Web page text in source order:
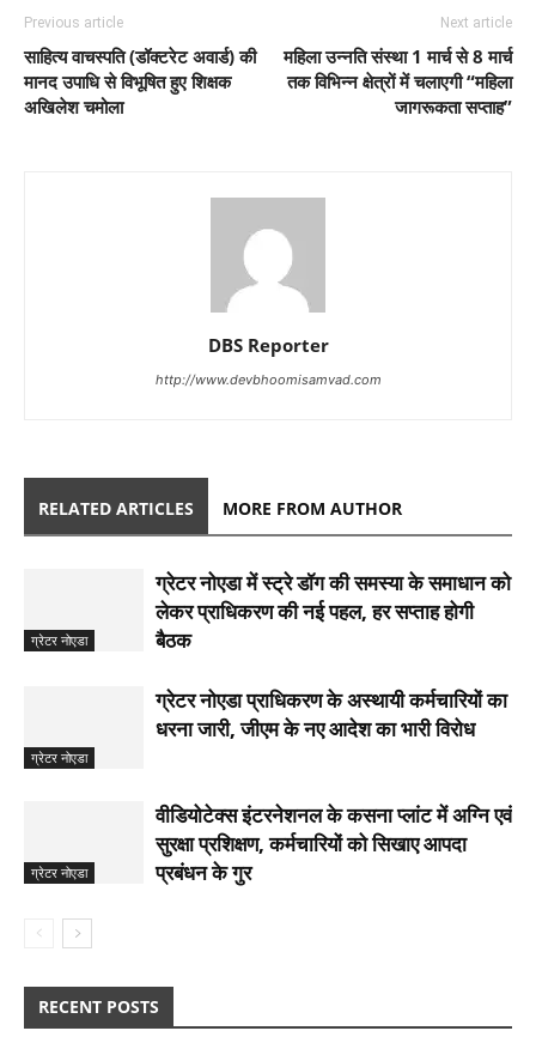
Previous article
साहित्य वाचस्पति (डॉक्टरेट अवार्ड) की
मानद उपाधि से विभूषित हुए शिक्षक
अखिलेश चमोला
Next article
महिला उन्नति संस्था 1 मार्च से 8 मार्च
तक विभिन्न क्षेत्रों में चलाएगी “महिला
जागरूकता सप्ताह”
DBS Reporter
http://www.devbhoomisamvad.com
RELATED ARTICLES MORE FROM AUTHOR
ग्रेटर नोएडा
ग्रेटर नोएडा में स्ट्रे डॉग की समस्या के समाधान को
लेकर प्राधिकरण की नई पहल, हर सप्ताह होगी
बैठक
ग्रेटर नोएडा
ग्रेटर नोएडा प्राधिकरण के अस्थायी कर्मचारियों का
धरना जारी, जीएम के नए आदेश का भारी विरोध
ग्रेटर नोएडा
वीडियोटेक्स इंटरनेशनल के कसना प्लांट में अग्नि एवं
सुरक्षा प्रशिक्षण, कर्मचारियों को सिखाए आपदा
प्रबंधन के गुर
RECENT POSTS